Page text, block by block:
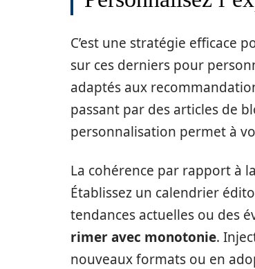
C’est une stratégie efficace
sur ces derniers pour
adaptés aux
passant par des articles de
personnalisation permet à
La cohérence par rapport à
Établissez un calendrier
tendances actuelles ou des
rimer avec monotonie.
nouveaux formats ou en